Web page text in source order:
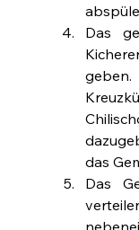
Das
das
Das